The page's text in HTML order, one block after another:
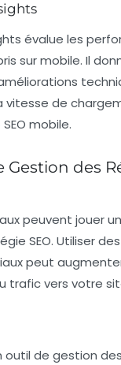
évalue les
sur mobile. Il
vitesse de
mobile.
Gestion des
peuvent jouer
SEO. Utiliser
peut
trafic vers votre
outil de gestion